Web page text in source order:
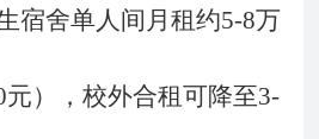
宿舍单人间月租约5-8万
元），校外合租可降至3-